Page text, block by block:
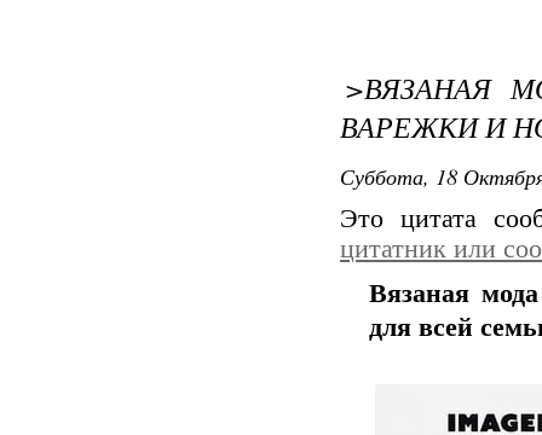
>ВЯЗАНАЯ
ВАРЕЖКИ И
Суббота, 18
Это цитата
цитатник или
Вязаная
для всей